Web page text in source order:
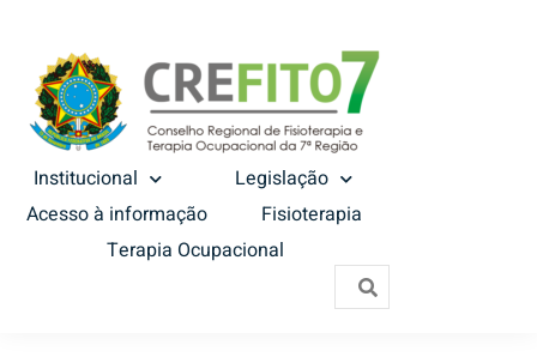
Institucional
Legislação
Acesso à informação
Fisioterapia
Terapia Ocupacional